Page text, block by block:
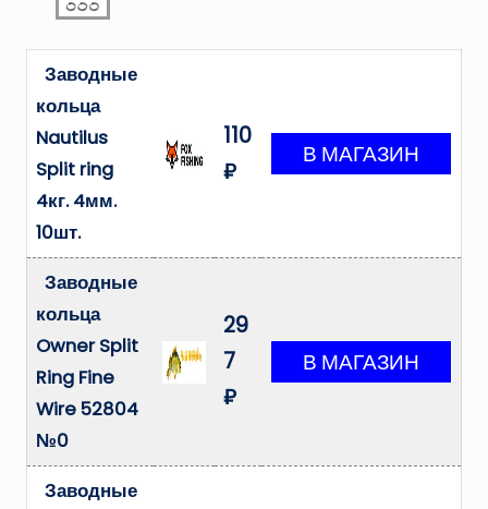
Заводные
кольца
Nautilus
Split ring
4кг. 4мм.
10шт.
110
₽
Заводные
кольца
Owner Split
Ring Fine
Wire 52804
№0
29
7
₽
Заводные